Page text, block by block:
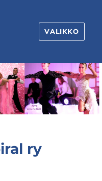
VALIKKO
ry